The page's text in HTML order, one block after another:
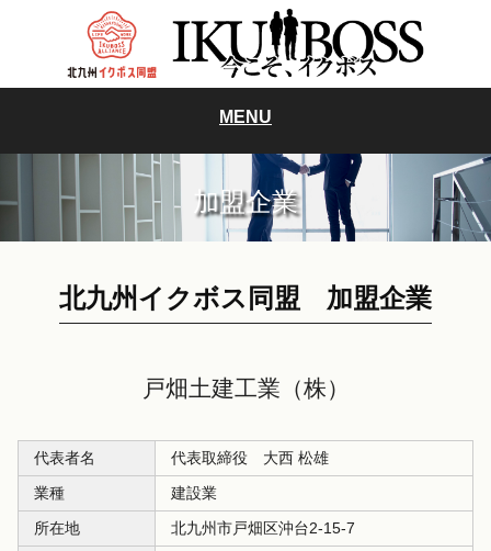
MENU
加盟企業
北九州イクボス同盟 加盟企業
戸畑土建工業（株）
代表者名
代表取締役 大西 松雄
業種
建設業
所在地
北九州市戸畑区沖台2-15-7